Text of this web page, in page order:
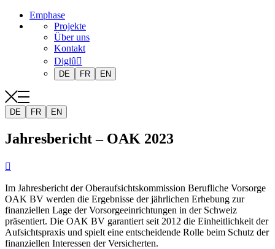
Emphase
Projekte
Über uns
Kontakt
Diglû
DE FR EN
DE FR EN
Jahresbericht – OAK 2023

Im Jahresbericht der Oberaufsichtskommission Berufliche Vorsorge
OAK BV werden die Ergebnisse der jährlichen Erhebung zur
finanziellen Lage der Vorsorgeeinrichtungen in der Schweiz
präsentiert. Die OAK BV garantiert seit 2012 die Einheitlichkeit der
Aufsichtspraxis und spielt eine entscheidende Rolle beim Schutz der
finanziellen Interessen der Versicherten.